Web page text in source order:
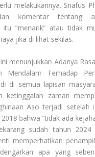
melakukannya. Snafus
komentar tentang
itu “menarik” atau tidak
jika di lihat sekilas.
menunjukkan Adanya
Mendalam Terhadap
di semua lapisan
ketinggalan zaman
Aso terjadi setelah
bahwa “tidak ada
sudah tahun
memperhatikan
apa yang